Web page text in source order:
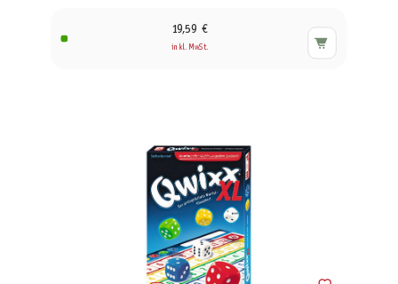
19,59 €
inkl. MwSt.